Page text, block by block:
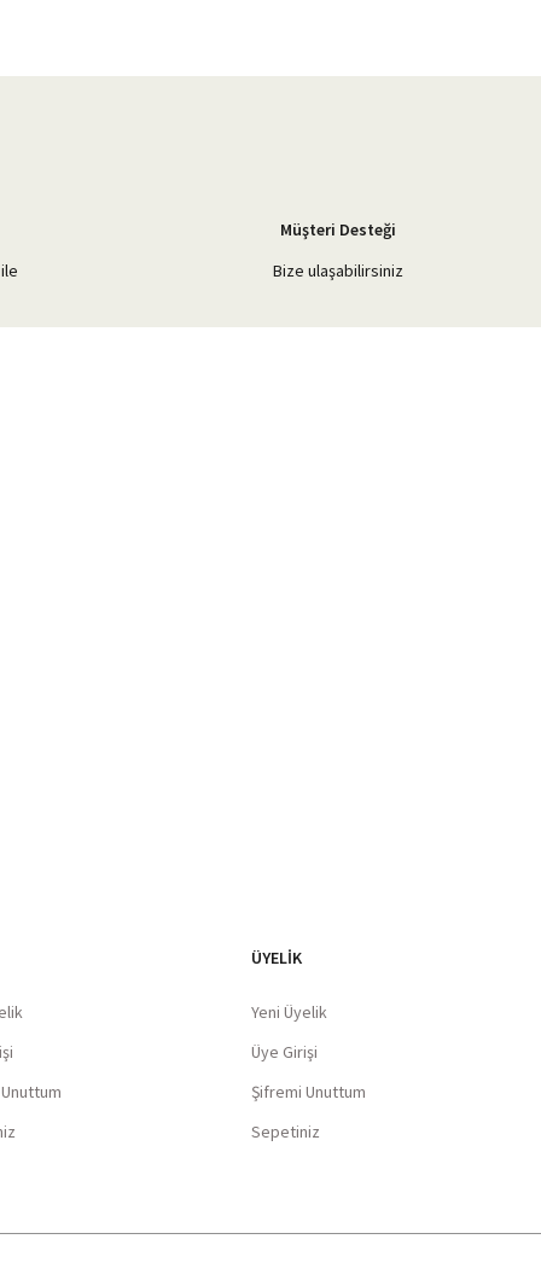
Müşteri Desteği
Bize ulaşabilirsiniz
ÜYELİK
Yeni Üyelik
Üye Girişi
Şifremi Unuttum
Sepetiniz